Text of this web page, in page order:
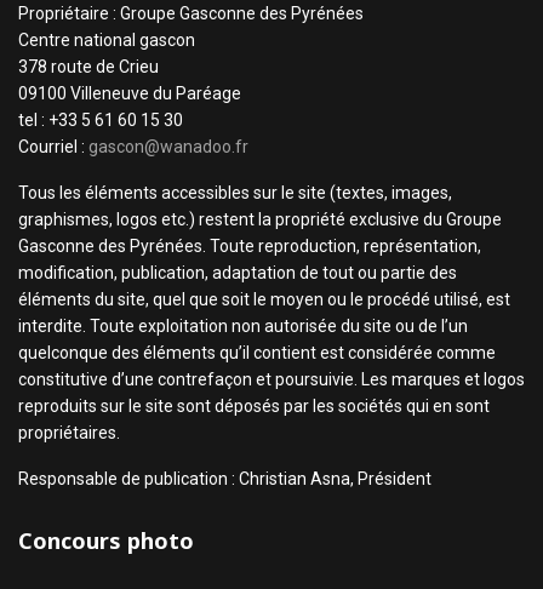
Propriétaire : Groupe Gasconne des Pyrénées
Centre national gascon
378 route de Crieu
09100 Villeneuve du Paréage
tel : +33 5 61 60 15 30
Courriel : gascon@wanadoo.fr
Tous les éléments accessibles sur le site (textes, images,
graphismes, logos etc.) restent la propriété exclusive du Groupe
Gasconne des Pyrénées. Toute reproduction, représentation,
modification, publication, adaptation de tout ou partie des
éléments du site, quel que soit le moyen ou le procédé utilisé, est
interdite. Toute exploitation non autorisée du site ou de l’un
quelconque des éléments qu’il contient est considérée comme
constitutive d’une contrefaçon et poursuivie. Les marques et logos
reproduits sur le site sont déposés par les sociétés qui en sont
propriétaires.
Responsable de publication : Christian Asna, Président
Concours photo